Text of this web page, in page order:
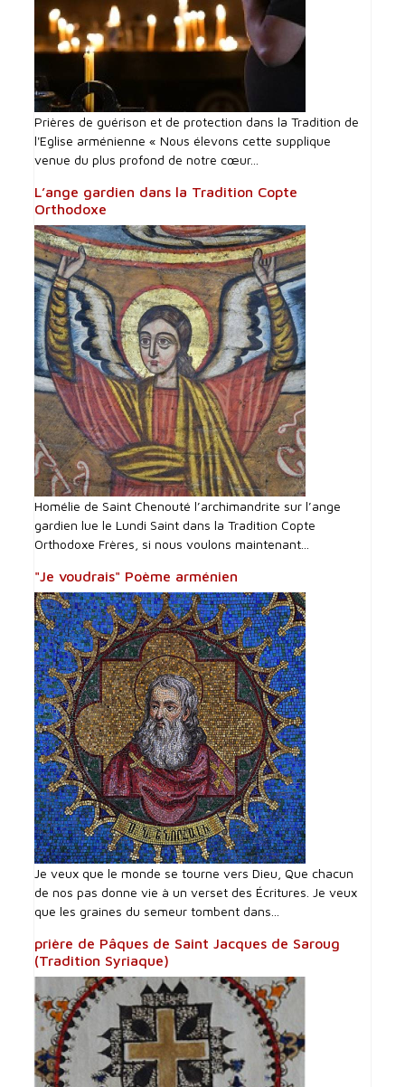
Prières de guérison et de protection dans la Tradition de
l'Eglise arménienne « Nous élevons cette supplique
venue du plus profond de notre cœur...
L’ange gardien dans la Tradition Copte
Orthodoxe
Homélie de Saint Chenouté l’archimandrite sur l’ange
gardien lue le Lundi Saint dans la Tradition Copte
Orthodoxe Frères, si nous voulons maintenant...
"Je voudrais" Poème arménien
Je veux que le monde se tourne vers Dieu, Que chacun
de nos pas donne vie à un verset des Écritures. Je veux
que les graines du semeur tombent dans...
prière de Pâques de Saint Jacques de Saroug
(Tradition Syriaque)